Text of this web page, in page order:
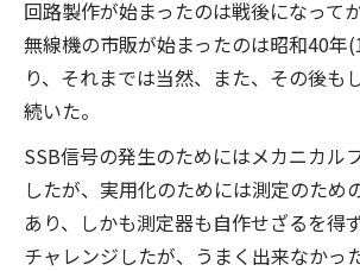
回路製作が始まったのは戦後になって
無線機の市販が始まったのは昭和40年
り、それまでは当然、また、その後も
続いた。
SSB信号の発生のためにはメカニカル
したが、実用化のためには測定のため
あり、しかも測定器も自作せざるを得
チャレンジしたが、うまく出来なかっ